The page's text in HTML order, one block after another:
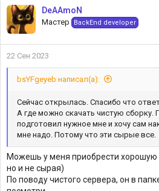
DeAAmoN
Мастер BackEnd developer
22 Сен 2023
bsYFgeyeb написал(а):
Сейчас открылась. Спасибо что
А где можно скачать чистую сборку.
подготовил нужное мне и хочу сам
мне надо. Потому что эти сырые все.
Можешь у меня приобрести хорошую
но и не сырая)
По поводу чистого сервера, он в